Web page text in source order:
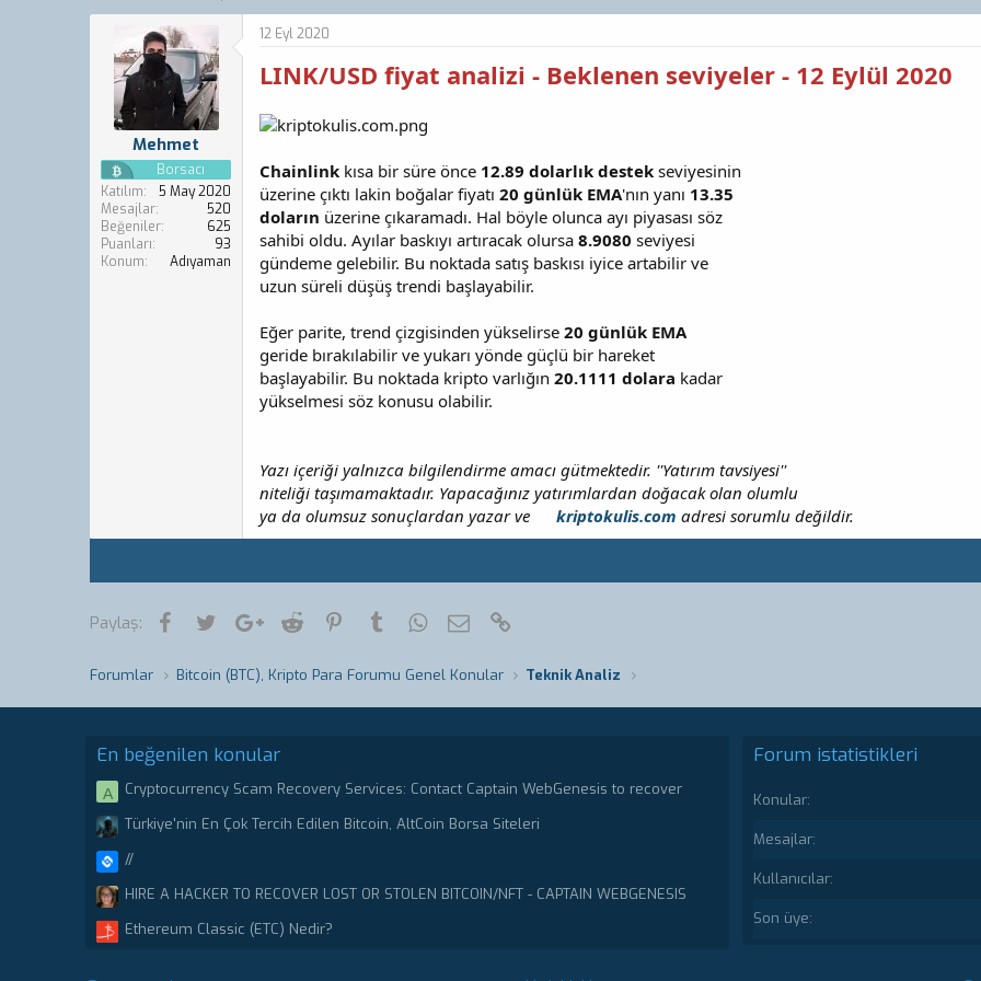
o
l
a
t
a
n
a
l
a
n
g
ı
ç
t
a
i
Mehmet
Borsacı
Katılım
5 May 2020
Mesajlar
520
Beğeniler
625
Puanları
93
Konum
Adıyaman
12 Eyl 2020
LINK/USD fiyat analizi - Beklenen seviyeler - 12 Eylül 2020
Chainlink kısa bir süre önce 12.89 dolarlık destek seviyesinin
üzerine çıktı lakin boğalar fiyatı 20 günlük EMA'nın yanı 13.35
doların üzerine çıkaramadı. Hal böyle olunca ayı piyasası söz
sahibi oldu. Ayılar baskıyı artıracak olursa 8.9080 seviyesi
gündeme gelebilir. Bu noktada satış baskısı iyice artabilir ve
uzun süreli düşüş trendi başlayabilir.
Eğer parite, trend çizgisinden yükselirse 20 günlük EMA
geride bırakılabilir ve yukarı yönde güçlü bir hareket
başlayabilir. Bu noktada kripto varlığın 20.1111 dolara kadar
yükselmesi söz konusu olabilir.
Yazı içeriği yalnızca bilgilendirme amacı gütmektedir. ''Yatırım tavsiyesi''
niteliği taşımamaktadır. Yapacağınız yatırımlardan doğacak olan olumlu
ya da olumsuz sonuçlardan yazar ve
kriptokulis.com adresi sorumlu değildir.
Paylaş: FacebookTwitterGoogle+
Reddit PinterestTumblrWhatsApp
E-posta
Forumlar Bitcoin (BTC), Kripto Para Forumu Genel Konular Teknik Analiz
En beğenilen konular
A
Cryptocurrency Scam Recovery Services: Contact Captain WebGenesis to recover
Türkiye'nin En Çok Tercih Edilen Bitcoin, AltCoin Borsa Siteleri
//
HIRE A HACKER TO RECOVER LOST OR STOLEN BITCOIN/NFT - CAPTAIN WEBGENESIS
Ethereum Classic (ETC) Nedir?
Forum istatistikleri
Konular
Mesajlar
Kullanıcılar
Son üye